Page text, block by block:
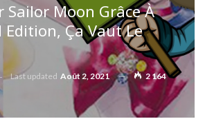
Sailor Moon Grâce À
Edition, Ça Vaut Le
Last updated Août 2, 2021
2 164